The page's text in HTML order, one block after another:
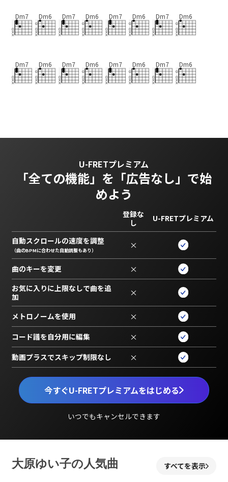
Dm7 Dm6 Dm7 Dm6 Dm7 Dm6 Dm7 Dm6
Dm7 Dm6 Dm7 Dm6 Dm7 Dm6 Dm7 Dm6
U-FRETプレミアム
「全ての機能」を 「広告なし」で始
めよう
今すぐU-FRETプレミアムをはじめる
いつでもキャンセルできます
登録な
し
U-FRETプレミアム
自動スクロールの速度を調整
（曲のBPMに合わせた自動調整もあり） ×
曲のキーを変更 ×
お気に入りに上限なしで曲を追
加
×
メトロノームを使用 ×
コード譜を自分用に編集 ×
動画プラスでスキップ制限なし ×
大原ゆい子の人気曲 すべてを表示